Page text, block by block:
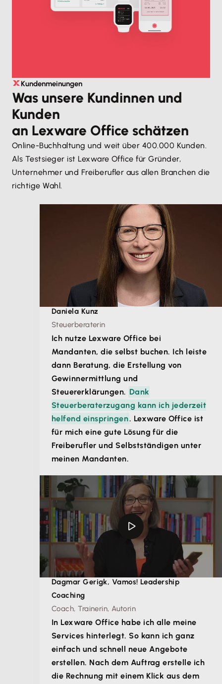
Kundenmeinungen
Was unsere Kundinnen und
Kunden
an Lexware Office schätzen
Online-Buchhaltung und weit über 400.000 Kunden.
Als Testsieger ist Lexware Office für Gründer,
Unternehmer und Freiberufler aus allen Branchen die
richtige Wahl.
Daniela Kunz
Steuerberaterin
Ich nutze Lexware Office bei
Mandanten, die selbst buchen. Ich leiste
dann Beratung, die Erstellung von
Gewinnermittlung und
Steuererklärungen. Dank
Steuerberaterzugang kann ich jederzeit
helfend einspringen. Lexware Office ist
für mich eine gute Lösung für die
Freiberufler und Selbstständigen unter
meinen Mandanten.
Dagmar Gerigk, Vamos! Leadership
Coaching
Coach, Trainerin, Autorin
In Lexware Office habe ich alle meine
Services hinterlegt. So kann ich ganz
einfach und schnell neue Angebote
erstellen. Nach dem Auftrag erstelle ich
die Rechnung mit einem Klick aus dem